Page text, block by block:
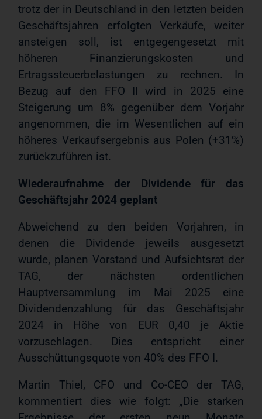
trotz der in Deutschland in den letzten beiden
Geschäftsjahren erfolgten Verkäufe, weiter
ansteigen soll, ist entgegengesetzt mit
höheren Finanzierungskosten und
Ertragssteuerbelastungen zu rechnen. In
Bezug auf den FFO II wird in 2025 eine
Steigerung um 8% gegenüber dem Vorjahr
angenommen, die im Wesentlichen auf ein
höheres Verkaufsergebnis aus Polen (+31%)
zurückzuführen ist.
Wiederaufnahme der Dividende für das
Geschäftsjahr 2024 geplant
Abweichend zu den beiden Vorjahren, in
denen die Dividende jeweils ausgesetzt
wurde, planen Vorstand und Aufsichtsrat der
TAG, der nächsten ordentlichen
Hauptversammlung im Mai 2025 eine
Dividendenzahlung für das Geschäftsjahr
2024 in Höhe von EUR 0,40 je Aktie
vorzuschlagen. Dies entspricht einer
Ausschüttungsquote von 40% des FFO I.
Martin Thiel, CFO und Co-CEO der TAG,
kommentiert dies wie folgt: „Die starken